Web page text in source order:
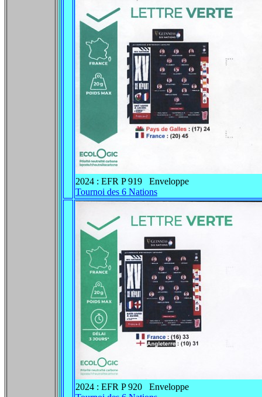
2024 : EFR P 919 Enveloppe
Tournoi des 6 Nations
2024 : EFR P 920 Enveloppe